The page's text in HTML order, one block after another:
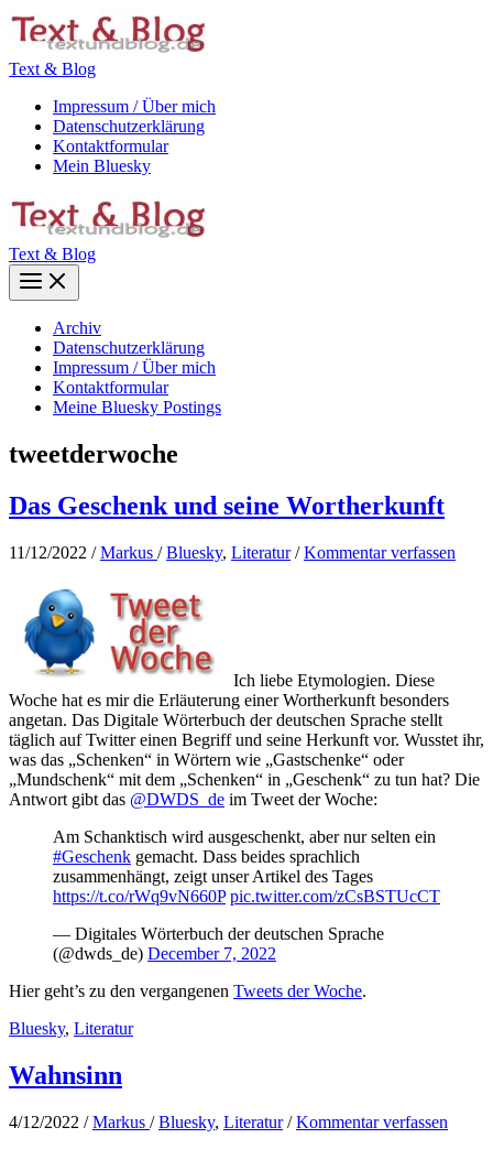
Zum
Inhalt
Text & Blog
Impressum / Über mich
Datenschutzerklärung
Kontaktformular
Mein Bluesky
Text & Blog
Main
Menu
Archiv
Datenschutzerklärung
Impressum / Über mich
Kontaktformular
Meine Bluesky Postings
tweetderwoche
Das Geschenk und seine Wortherkunft
11/12/2022 /Markus /Bluesky, Literatur/Kommentar verfassen
Ich liebe Etymologien. Diese
Woche hat es mir die Erläuterung einer Wortherkunft besonders
angetan. Das Digitale Wörterbuch der deutschen Sprache stellt
täglich auf Twitter einen Begriff und seine Herkunft vor. Wusstet ihr,
was das „Schenken“ in Wörtern wie „Gastschenke“ oder
„Mundschenk“ mit dem „Schenken“ in „Geschenk“ zu tun hat? Die
Antwort gibt das @DWDS_de im Tweet der Woche:
Am Schanktisch wird ausgeschenkt, aber nur selten ein
#Geschenk gemacht. Dass beides sprachlich
zusammenhängt, zeigt unser Artikel des Tages
https://t.co/rWq9vN660P pic.twitter.com/zCsBSTUcCT
— Digitales Wörterbuch der deutschen Sprache
(@dwds_de) December 7, 2022
Hier geht’s zu den vergangenen Tweets der Woche.
Bluesky, Literatur
Wahnsinn
4/12/2022 /Markus /Bluesky, Literatur/Kommentar verfassen